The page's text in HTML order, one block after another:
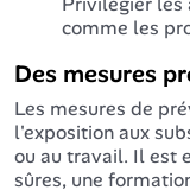
comme les
Des mesures
Les mesures de
l'exposition aux
ou au travail. Il est
sûres, une